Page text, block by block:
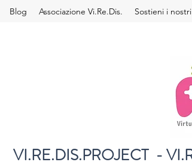
Blog Associazione Vi.Re.Dis. Sostieni i
VI.RE.DIS.PROJECT -